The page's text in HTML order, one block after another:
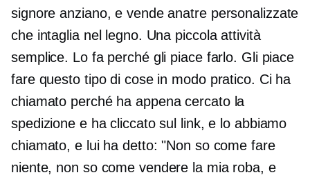
signore anziano, e vende anatre personalizzate
che intaglia nel legno. Una piccola attività
semplice. Lo fa perché gli piace farlo. Gli piace
fare questo tipo di cose in modo pratico. Ci ha
chiamato perché ha appena cercato la
spedizione e ha cliccato sul link, e lo abbiamo
chiamato, e lui ha detto: "Non so come fare
niente, non so come vendere la mia roba, e